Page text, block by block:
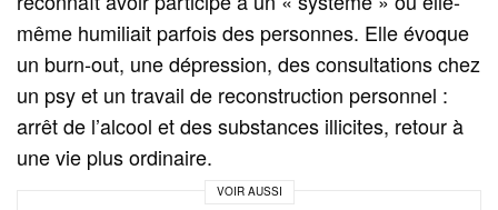
même humiliait parfois des personnes. Elle évoque
un burn‑out, une dépression, des consultations chez
un psy et un travail de reconstruction personnel :
arrêt de l’alcool et des substances illicites, retour à
une vie plus ordinaire.
VOIR AUSSI